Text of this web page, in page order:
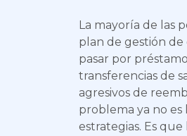
La mayoría de las
plan de gestión de
pasar por
transferencias de
agresivos de
problema ya no es
estrategias. Es que